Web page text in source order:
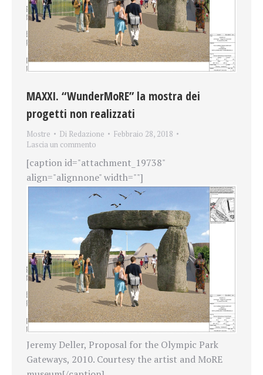
MAXXI. “WunderMoRE” la mostra dei
progetti non realizzati
Mostre Di Redazione
Febbraio 28, 2018
Lascia un commento
[caption id="attachment_19738"
align="alignnone" width=""]
Jeremy Deller, Proposal for the Olympic Park
Gateways, 2010. Courtesy the artist and MoRE